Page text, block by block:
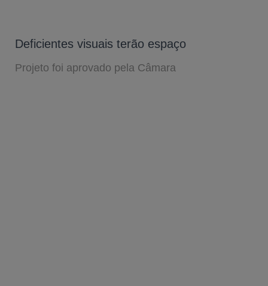
Deficientes visuais terão espaço
Projeto foi aprovado pela Câmara